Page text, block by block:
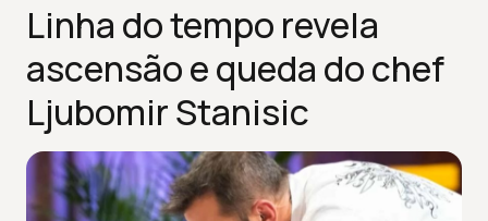
Linha do tempo revela
ascensão e queda do chef
Ljubomir Stanisic